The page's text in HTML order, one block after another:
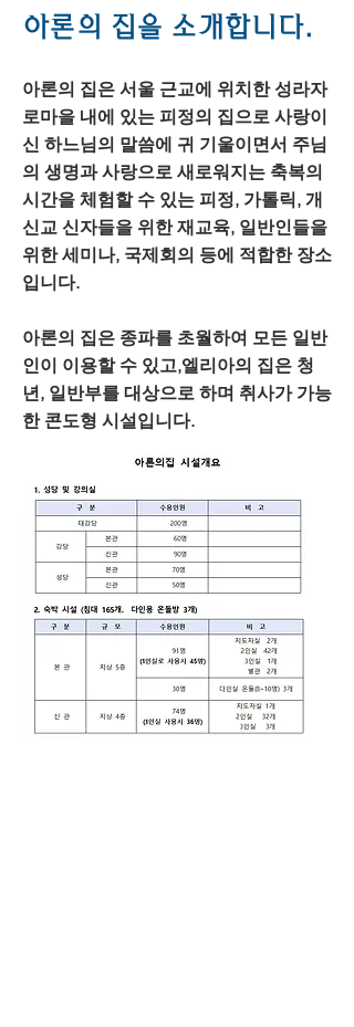
​아론의 집을 소개합니다.
아론의 집은 서울 근교에 위치한 성라자
로마을 내에 있는 피정의 집으로 사랑이
신 하느님의 말씀에 귀 기울이면서 주님
의 생명과 사랑으로 새로워지는 축복의
시간을 체험할 수 있는 피정, 가톨릭, 개
신교 신자들을 위한 재교육, 일반인들을
위한 세미나, 국제회의 등에 적합한 장소
입니다.
아론의 집은 종파를 초월하여 모든 일반
인이 이용할 수 있고,엘리아의 집은 청
년, 일반부를 대상으로 하며 취사가 가능
한 콘도형 시설입니다.